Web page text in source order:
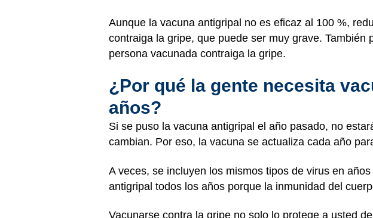
Aunque la vacuna antigripal no es eficaz al 100 %,
contraiga la gripe, que puede ser muy grave.
persona vacunada contraiga la gripe.
¿Por qué la gente necesita
años?
Si se puso la vacuna antigripal el año pasado, no
cambian. Por eso, la vacuna se actualiza cada año
A veces, se incluyen los mismos tipos de virus en
antigripal todos los años porque la inmunidad del
Vacunarse contra la gripe no solo lo protege a usted